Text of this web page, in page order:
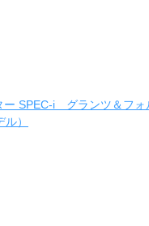
SPEC-i グランツ＆フ
）